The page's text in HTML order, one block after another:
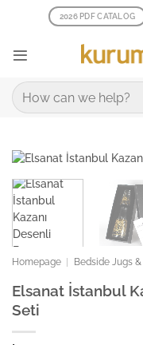
2026 PDF CATALOG
Search
for:
Homepage Bedside Jugs
Elsanat İstanbul
Seti